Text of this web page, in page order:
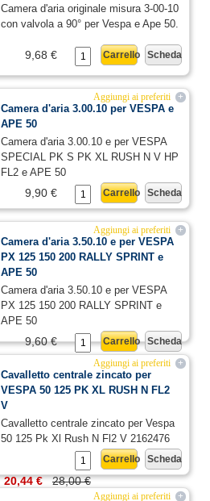
Camera d'aria originale misura 3-00-10
con valvola a 90° per Vespa e Ape 50.
Scheda
Carrello
9,68 €
+
Aggiungi ai preferiti
Camera d'aria 3.00.10 per VESPA e
APE 50
Camera d'aria 3.00.10 e per VESPA
SPECIAL PK S PK XL RUSH N V HP
FL2 e APE 50
Scheda
Carrello
9,90 €
+
Aggiungi ai preferiti
Camera d'aria 3.50.10 e per VESPA
PX 125 150 200 RALLY SPRINT e
APE 50
Camera d'aria 3.50.10 e per VESPA
PX 125 150 200 RALLY SPRINT e
APE 50
Scheda
Carrello
9,60 €
+
Aggiungi ai preferiti
Cavalletto centrale zincato per
VESPA 50 125 PK XL RUSH N FL2
V
Cavalletto centrale zincato per Vespa
50 125 Pk Xl Rush N Fl2 V 2162476
Scheda
Carrello
28,00 €
20,44 €
+
Aggiungi ai preferiti